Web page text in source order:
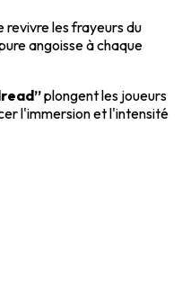
les frayeurs du
angoisse à chaque
plongent les joueurs
l'immersion et l'intensité